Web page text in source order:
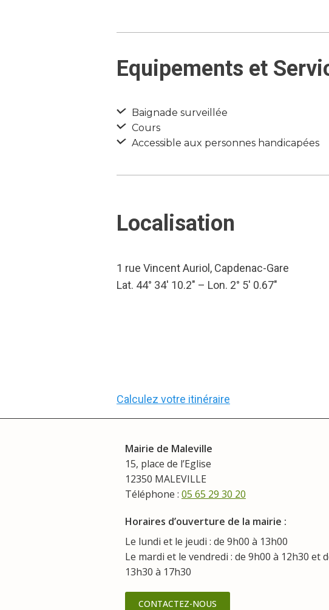
Equipements et
Baignade surveillée
Cours
Accessible aux personnes handicapées
Localisation
1 rue Vincent Auriol, Capdenac-Gare
Lat. 44° 34′ 10.2″ – Lon. 2° 5′ 0.67″
Calculez votre itinéraire
Mairie de Maleville
15, place de l’Eglise
12350 MALEVILLE
Téléphone : 05 65 29 30 20
Horaires d’ouverture de la mairie :
Le lundi et le jeudi : de 9h00 à 13h00
Le mardi et le vendredi : de 9h00 à 12h30 et
13h30 à 17h30
CONTACTEZ-NOUS